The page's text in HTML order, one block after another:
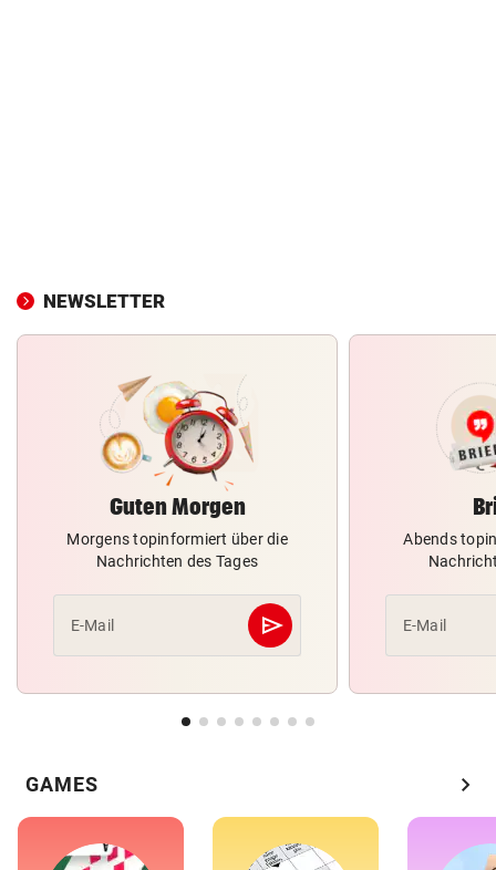
NEWSLETTER
Guten Morgen
Morgens topinformiert über die
Nachrichten des Tages
E-Mail send
Abschicken
Abends
E-Mail
GAMES chevron_right